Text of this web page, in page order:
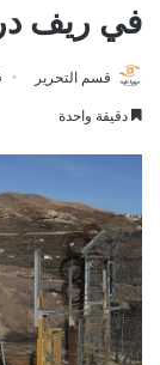
في ريف
قسم التحرير
دقيقة واحدة